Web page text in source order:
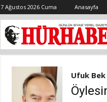
7 Ağustos 2026 Cuma Anasayfa
Ufuk Bek